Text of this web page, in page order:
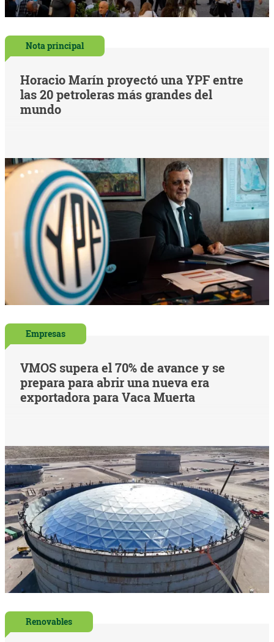
Nota principal
Horacio Marín proyectó una YPF entre
las 20 petroleras más grandes del
mundo
Empresas
VMOS supera el 70% de avance y se
prepara para abrir una nueva era
exportadora para Vaca Muerta
Renovables